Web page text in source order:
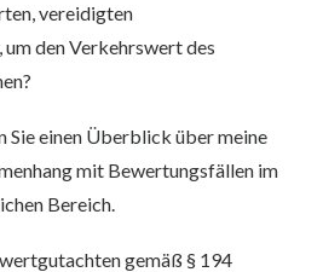
vereidigten
den Verkehrswert des
Sie einen Überblick über meine
mit Bewertungsfällen im
Bereich.
gemäß § 194